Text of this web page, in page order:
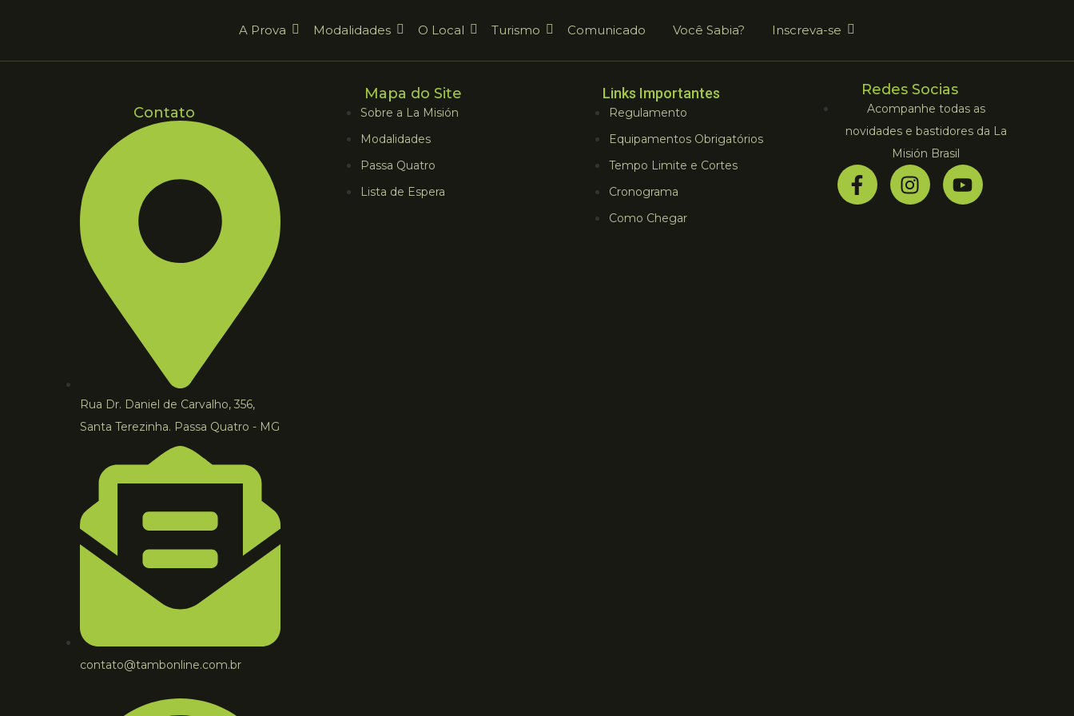
A Prova Modalidades O Local Turismo Comunicado Você Sabia? Inscreva-se
Contato
Rua Dr. Daniel de Carvalho, 356,
Santa Terezinha. Passa Quatro - MG
contato@tambonline.com.br
Mapa do Site
Sobre a La Misión
Modalidades
Passa Quatro
Lista de Espera
Links Importantes
Regulamento
Equipamentos Obrigatórios
Tempo Limite e Cortes
Cronograma
Como Chegar
Redes Socias
Acompanhe todas as
novidades e bastidores da La
Misión Brasil